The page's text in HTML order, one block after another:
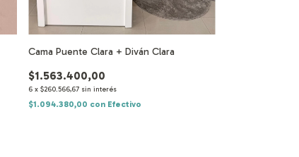
Cama Puente Clara + Diván Clara
$1.563.400,00
6 x $260.566,67 sin interés
$1.094.380,00 con Efectivo